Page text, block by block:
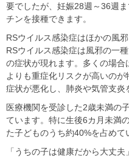
要でしたが、妊娠28週～36週
チンを接種できます。
RSウイルス感染症はほかの風
RSウイルス感染症は風邪の一
の症状が現れます。多くの場
よりも重症化リスクが高いの
症状が悪化し、肺炎や気管支炎
医療機関を受診した2歳未満の
ています。特に生後6カ月未満
た子どものうち約40%を占めて
「うちの子は健康だから大丈